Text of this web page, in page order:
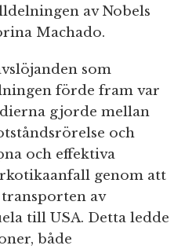
av Nobels
Machado.
som
förde fram var
gjorde mellan
och
och effektiva
genom att
av
till USA. Detta ledde
både